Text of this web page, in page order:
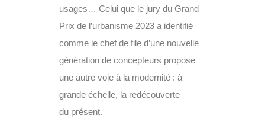
usages… Celui que le jury du Grand
Prix de l’urbanisme 2023 a identifié
comme le chef de file d’une nouvelle
génération de concepteurs propose
une autre voie à la modernité : à
grande échelle, la redécouverte
du présent.